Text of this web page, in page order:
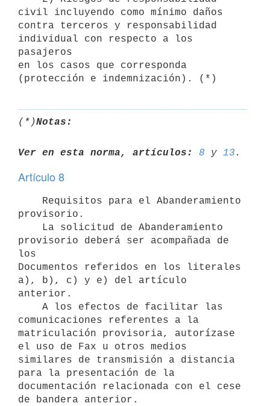
civil incluyendo como mínimo daños
contra terceros y responsabilidad
individual con respecto a los
pasajeros
en los casos que corresponda
(*)Notas:
Ver en esta norma, artículos: 8 y 13
Artículo 8
provisorio.
provisorio deberá ser acompañada de
los
Documentos referidos en los literales
a), b), c) y e) del artículo
anterior.
comunicaciones referentes a la
matriculación provisoria, autorízase
el uso de Fax u otros medios
similares de transmisión a distancia
para la presentación de la
documentación relacionada con el cese